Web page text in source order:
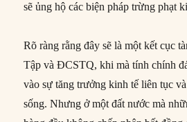
sẽ ủng hộ các biện pháp trừng phạt
Rõ ràng rằng đây sẽ là một kết cục
Tập và ĐCSTQ, khi mà tính chính
vào sự tăng trưởng kinh tế liên tục
sống. Nhưng ở một đất nước mà